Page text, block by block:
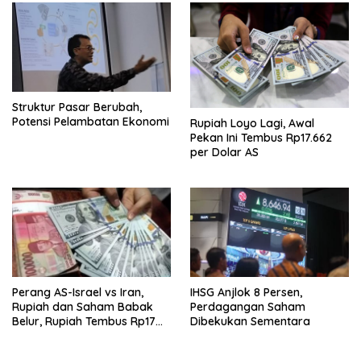
Struktur Pasar Berubah,
Potensi Pelambatan Ekonomi
Rupiah Loyo Lagi, Awal
Pekan Ini Tembus Rp17.662
per Dolar AS
Perang AS-Israel vs Iran,
Rupiah dan Saham Babak
Belur, Rupiah Tembus Rp17
IHSG Anjlok 8 Persen,
Perdagangan Saham
Dibekukan Sementara